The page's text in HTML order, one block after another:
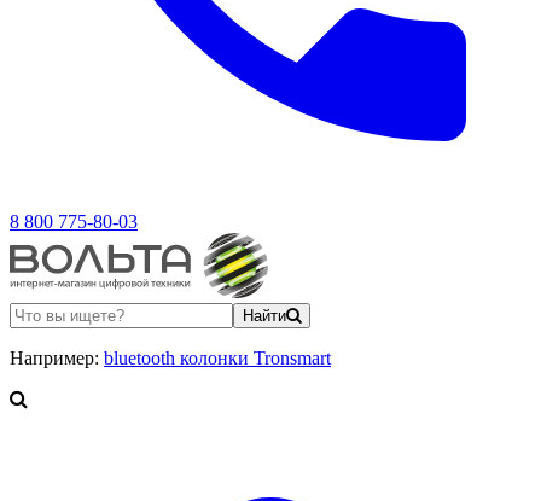
8 800 775-80-03
Найти
Например: bluetooth колонки Tronsmart